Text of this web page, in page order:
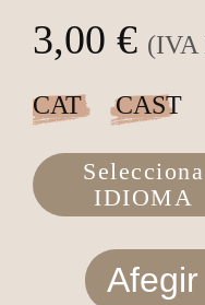
CAT CAST
3,00 € (IVA
Selecciona
IDIOMA